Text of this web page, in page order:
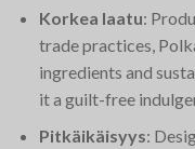
Korkea laatu:
trade practices,
ingredients and
it a guilt-free
Pitkäikäisyys: